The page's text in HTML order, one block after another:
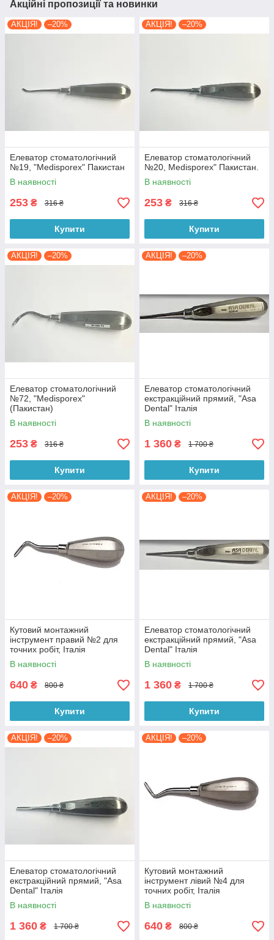
Акційні пропозиції та новинки
АКЦІЯ! –20%
Елеватор стоматологічний
№19, "Medisporex" Пакистан
В наявності
253 ₴ 316 ₴
Купити
АКЦІЯ! –20%
Елеватор стоматологічний
№20, Medisporex" Пакистан.
В наявності
253 ₴ 316 ₴
Купити
АКЦІЯ! –20%
Елеватор стоматологічний
№72, "Medisporex"
(Пакистан)
В наявності
253 ₴ 316 ₴
Купити
АКЦІЯ! –20%
Елеватор стоматологічний
екстракційний прямий, "Asa
Dental" Італія
В наявності
1 360 ₴ 1 700 ₴
Купити
АКЦІЯ! –20%
Кутовий монтажний
інструмент правий №2 для
точних робіт, Італія
В наявності
640 ₴ 800 ₴
Купити
АКЦІЯ! –20%
Елеватор стоматологічний
екстракційний прямий, "Asa
Dental" Італія
В наявності
1 360 ₴ 1 700 ₴
Купити
АКЦІЯ! –20%
Елеватор стоматологічний
екстракційний прямий, "Asa
Dental" Італія
В наявності
1 360 ₴ 1 700 ₴
АКЦІЯ! –20%
Кутовий монтажний
інструмент лівий №4 для
точних робіт, Італія
В наявності
640 ₴ 800 ₴